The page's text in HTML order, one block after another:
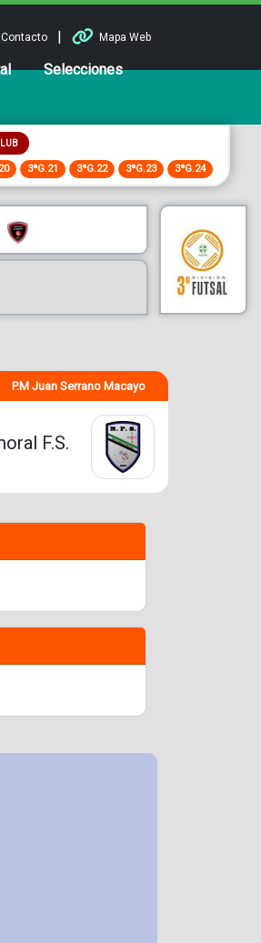
Contacto | Mapa Web
Selecciones
3ªG.21 3ªG.22 3ªG.23 3ªG.24
P.M Juan Serrano Macayo
F.S.